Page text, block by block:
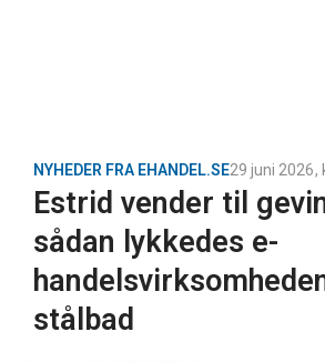
NYHEDER FRA EHANDEL.SE29 juni 2026,
Estrid vender til
sådan lykkedes e-
stålbad